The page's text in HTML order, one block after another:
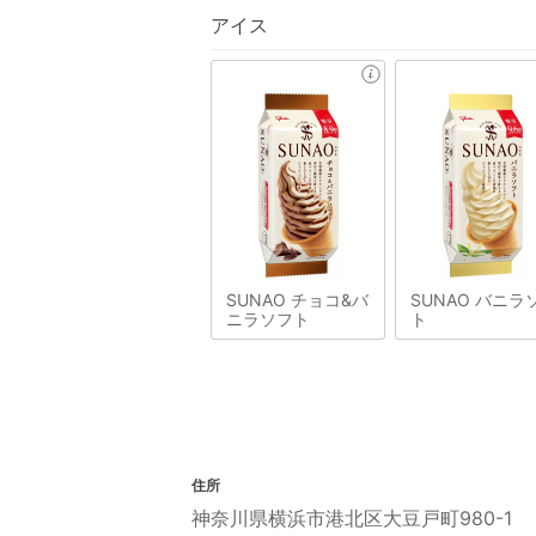
アイス
SUNAO チョコ&バ
ニラソフト
SUNAO バニラ
ト
住所
神奈川県横浜市港北区大豆戸町980-1